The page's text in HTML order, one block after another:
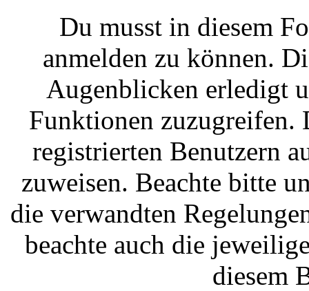
Du musst in diesem
anmelden zu können.
Augenblicken erledigt
Funktionen
registrierten Benutzern
zuweisen. Beachte bitte
die verwandten
beachte auch die
diesem